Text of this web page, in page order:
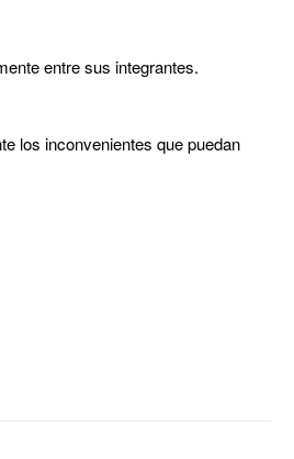
entre sus integrantes.
los inconvenientes que puedan